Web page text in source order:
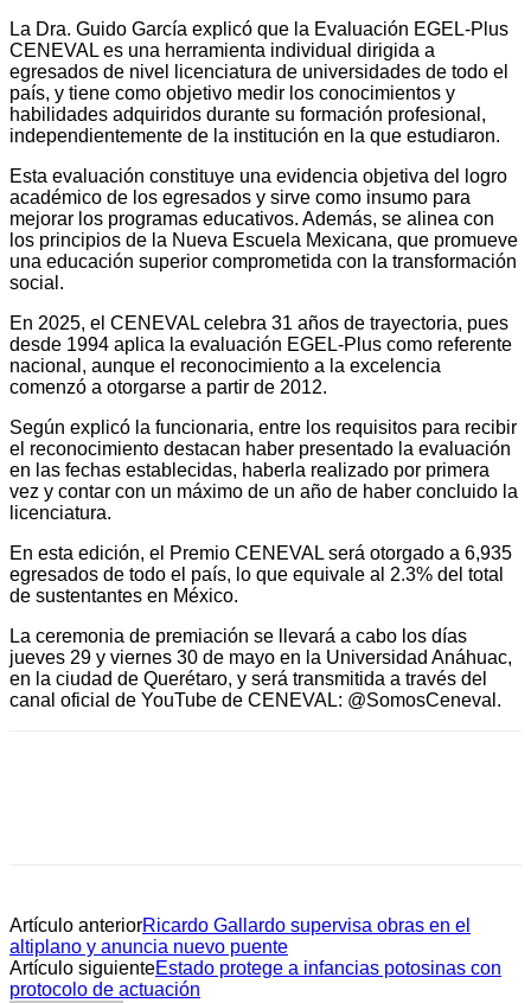
La Dra. Guido García explicó que la Evaluación EGEL-Plus
CENEVAL es una herramienta individual dirigida a
egresados de nivel licenciatura de universidades de todo el
país, y tiene como objetivo medir los conocimientos y
habilidades adquiridos durante su formación profesional,
independientemente de la institución en la que estudiaron.
Esta evaluación constituye una evidencia objetiva del logro
académico de los egresados y sirve como insumo para
mejorar los programas educativos. Además, se alinea con
los principios de la Nueva Escuela Mexicana, que promueve
una educación superior comprometida con la transformación
social.
En 2025, el CENEVAL celebra 31 años de trayectoria, pues
desde 1994 aplica la evaluación EGEL-Plus como referente
nacional, aunque el reconocimiento a la excelencia
comenzó a otorgarse a partir de 2012.
Según explicó la funcionaria, entre los requisitos para recibir
el reconocimiento destacan haber presentado la evaluación
en las fechas establecidas, haberla realizado por primera
vez y contar con un máximo de un año de haber concluido la
licenciatura.
En esta edición, el Premio CENEVAL será otorgado a 6,935
egresados de todo el país, lo que equivale al 2.3% del total
de sustentantes en México.
La ceremonia de premiación se llevará a cabo los días
jueves 29 y viernes 30 de mayo en la Universidad Anáhuac,
en la ciudad de Querétaro, y será transmitida a través del
canal oficial de YouTube de CENEVAL: @SomosCeneval.
Artículo anteriorRicardo Gallardo supervisa obras en el
altiplano y anuncia nuevo puente
Artículo siguienteEstado protege a infancias potosinas con
protocolo de actuación